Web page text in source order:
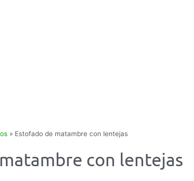
» Estofado de matambre con lentejas
con lentejas